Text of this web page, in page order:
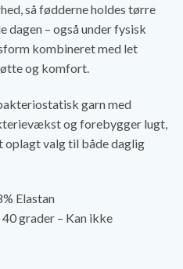
så fødderne holdes tørre
dagen – også under fysisk
kombineret med let
og komfort.
garn med
og forebygger lugt,
oplagt valg til både daglig
Elastan
40 grader – Kan ikke